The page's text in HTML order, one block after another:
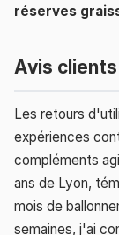
réserves
Avis
Les retours
expériences
compléments
ans de Lyon,
mois de
semaines, j'ai